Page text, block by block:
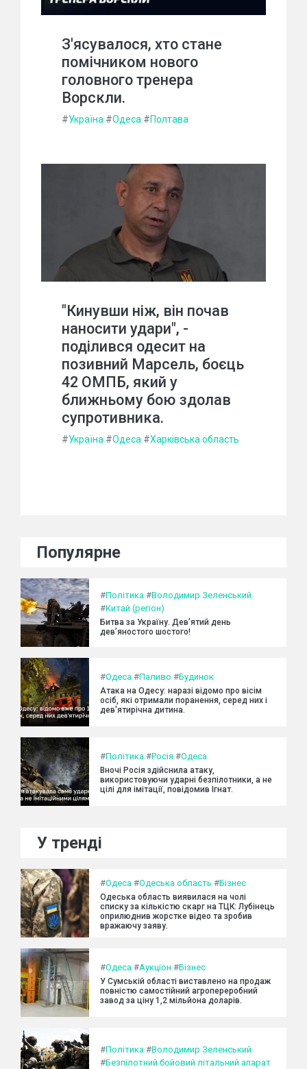
З'ясувалося, хто стане
помічником нового
головного тренера
Ворскли.
#Україна #Одеса #Полтава
"Кинувши ніж, він почав
наносити удари", -
поділився одесит на
позивний Марсель, боєць
42 ОМПБ, який у
ближньому бою здолав
супротивника.
#Україна #Одеса #Харківська область
Популярне
#Політика #Володимир Зеленський
#Китай (регіон)
Битва за Україну. Дев’ятий день
дев’яностого шостого!
#Одеса #Паливо #Будинок
Атака на Одесу: наразі відомо про вісім
осіб, які отримали поранення, серед них і
дев'ятирічна дитина.
#Політика #Росія #Одеса
Вночі Росія здійснила атаку,
використовуючи ударні безпілотники, а не
цілі для імітації, повідомив Ігнат.
У тренді
#Одеса #Одеська область #Бізнес
Одеська область виявилася на чолі
списку за кількістю скарг на ТЦК: Лубінець
оприлюднив жорстке відео та зробив
вражаючу заяву.
#Одеса #Аукціон #Бізнес
У Сумській області виставлено на продаж
повністю самостійний агропереробний
завод за ціну 1,2 мільйона доларів.
#Політика #Володимир Зеленський
#Безпілотний бойовий літальний апарат